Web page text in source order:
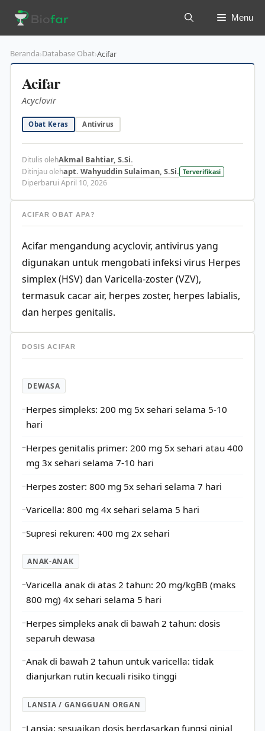
isi
Menu
Beranda›Database Obat›Acifar
Acifar
Acyclovir
Obat Keras Antivirus
Ditulis olehAkmal Bahtiar, S.Si.
Ditinjau olehapt. Wahyuddin Sulaiman, S.Si. Terverifikasi
Diperbarui April 10, 2026
ACIFAR OBAT APA?
Acifar mengandung acyclovir, antivirus yang
digunakan untuk mengobati infeksi virus Herpes
simplex (HSV) dan Varicella-zoster (VZV),
termasuk cacar air, herpes zoster, herpes labialis,
dan herpes genitalis.
DOSIS ACIFAR
DEWASA
Herpes simpleks: 200 mg 5x sehari selama 5-10
hari
Herpes genitalis primer: 200 mg 5x sehari atau 400
mg 3x sehari selama 7-10 hari
Herpes zoster: 800 mg 5x sehari selama 7 hari
Varicella: 800 mg 4x sehari selama 5 hari
Supresi rekuren: 400 mg 2x sehari
ANAK-ANAK
Varicella anak di atas 2 tahun: 20 mg/kgBB (maks
800 mg) 4x sehari selama 5 hari
Herpes simpleks anak di bawah 2 tahun: dosis
separuh dewasa
Anak di bawah 2 tahun untuk varicella: tidak
dianjurkan rutin kecuali risiko tinggi
LANSIA / GANGGUAN ORGAN
Lansia: sesuaikan dosis berdasarkan fungsi ginjal